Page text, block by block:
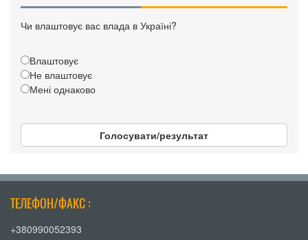
Чи влаштовує вас влада в Україні?
Влаштовує
Не влаштовує
Мені однаково
Голосувати/результат
ТЕЛЕФОН/ФАКС :
+380990052393